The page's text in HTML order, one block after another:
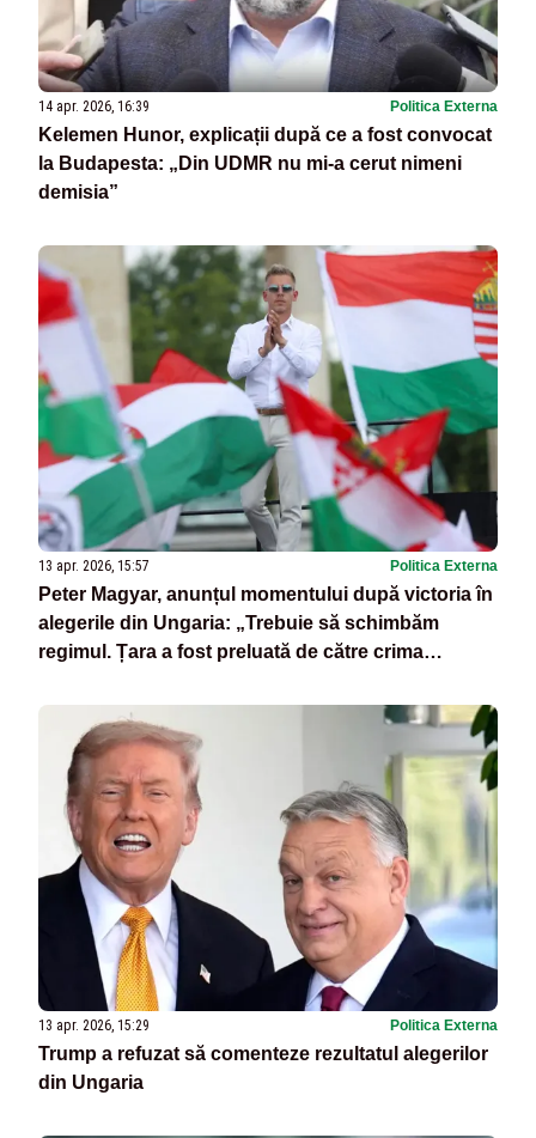
14 apr. 2026, 16:39 Politica Externa
Kelemen Hunor, explicații după ce a fost convocat
la Budapesta: „Din UDMR nu mi-a cerut nimeni
demisia”
13 apr. 2026, 15:57 Politica Externa
Peter Magyar, anunțul momentului după victoria în
alegerile din Ungaria: „Trebuie să schimbăm
regimul. Țara a fost preluată de către crima
13 apr. 2026, 15:29 Politica Externa
Trump a refuzat să comenteze rezultatul alegerilor
din Ungaria